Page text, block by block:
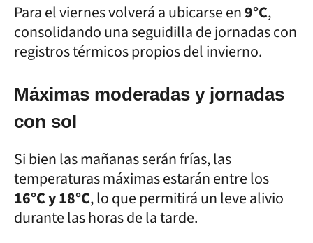
Para el viernes volverá a ubicarse en9°C,
consolidando una seguidilla de jornadas con
registros térmicos propios del invierno.
Máximas moderadas y jornadas
con sol
Si bien las mañanas serán frías, las
temperaturas máximas estarán entre los
16°C y 18°C, lo que permitirá un leve alivio
durante las horas de la tarde.